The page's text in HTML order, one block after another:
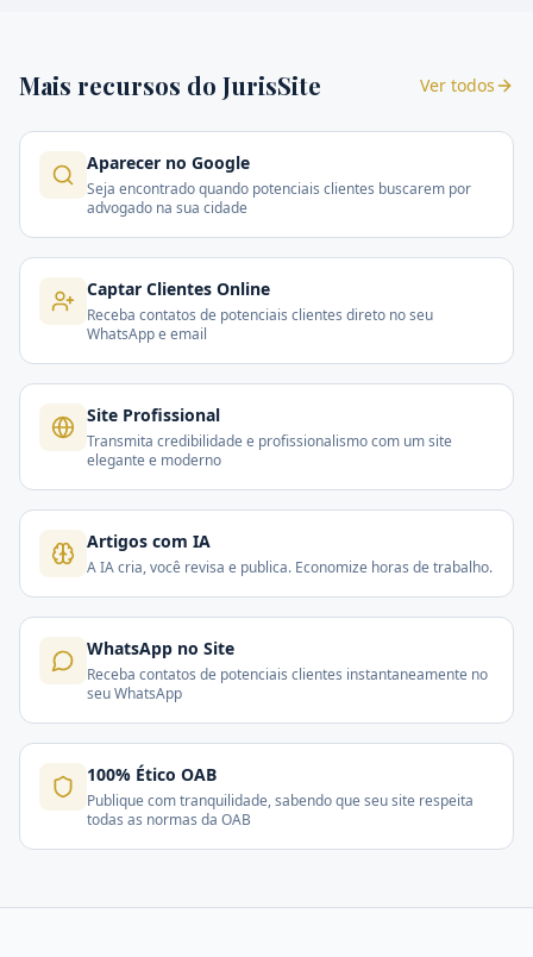
Mais recursos do JurisSite Ver todos
Aparecer no Google
Seja encontrado quando potenciais clientes buscarem por
advogado na sua cidade
Captar Clientes Online
Receba contatos de potenciais clientes direto no seu
WhatsApp e email
Site Profissional
Transmita credibilidade e profissionalismo com um site
elegante e moderno
Artigos com IA
A IA cria, você revisa e publica. Economize horas de trabalho.
WhatsApp no Site
Receba contatos de potenciais clientes instantaneamente no
seu WhatsApp
100% Ético OAB
Publique com tranquilidade, sabendo que seu site respeita
todas as normas da OAB